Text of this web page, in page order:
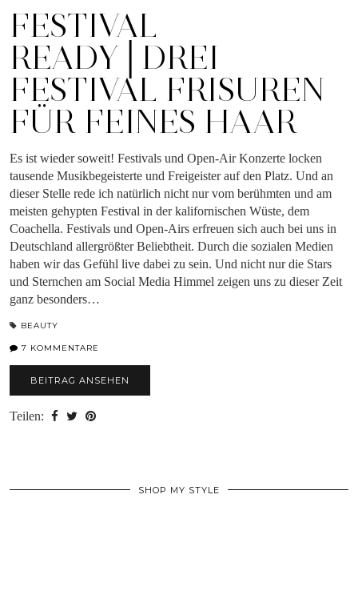
FESTIVAL
READY│DREI
FESTIVAL FRISUREN
FÜR FEINES HAAR
Es ist wieder soweit! Festivals und Open-Air Konzerte locken
tausende Musikbegeisterte und Freigeister auf den Platz. Und an
dieser Stelle rede ich natürlich nicht nur vom berühmten und am
meisten gehypten Festival in der kalifornischen Wüste, dem
Coachella. Festivals und Open-Airs erfreuen sich auch bei uns in
Deutschland allergrößter Beliebtheit. Durch die sozialen Medien
haben wir das Gefühl live dabei zu sein. Und nicht nur die Stars
und Sternchen am Social Media Himmel zeigen uns zu dieser Zeit
ganz besonders…
BEAUTY
7 KOMMENTARE
BEITRAG ANSEHEN
Teilen:
SHOP MY STYLE